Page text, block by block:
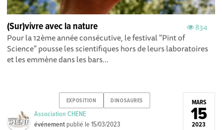
834
(Sur)vivre avec la nature
Pour la 12ème année consécutive, le festival "Pint of
Science" pousse les scientifiques hors de leurs laboratoires
et les emmène dans les bars...
EXPOSITION DINOSAURES
Association CHENE
événement publié le15/03/2023
MARS
15
2023